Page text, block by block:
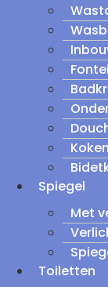
Spiegel
Met
Toiletten